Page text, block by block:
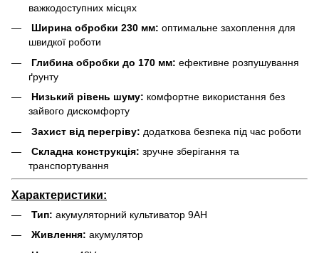
важкодоступних місцях
Ширина обробки 230 мм: оптимальне захоплення для
швидкої роботи
Глибина обробки до 170 мм: ефективне розпушування
ґрунту
Низький рівень шуму: комфортне використання без
зайвого дискомфорту
Захист від перегріву: додаткова безпека під час роботи
Складна конструкція: зручне зберігання та
транспортування
Характеристики:
Тип: акумуляторний культиватор 9AH
Живлення: акумулятор